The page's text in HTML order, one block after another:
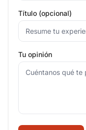
Título (opcional)
Tu opinión